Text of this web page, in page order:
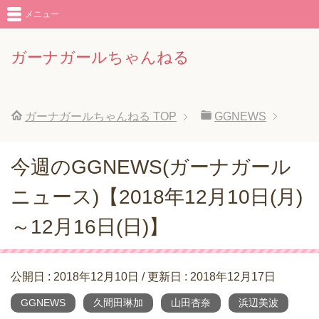
ガーナガールちゃんねる
メニュー
ガーナガールちゃんねる TOP GGNEWS
今週のGGNEWS(ガーナガール
ニュース)【2018年12月10日(月)
～12月16日(日)】
公開日 : 2018年12月10日 / 更新日 : 2018年12月17日
GGNEWS 久間田琳加 山田杏奈 浜辺美波